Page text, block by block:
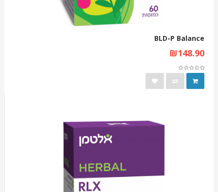
BLD-P Balance
₪148.90